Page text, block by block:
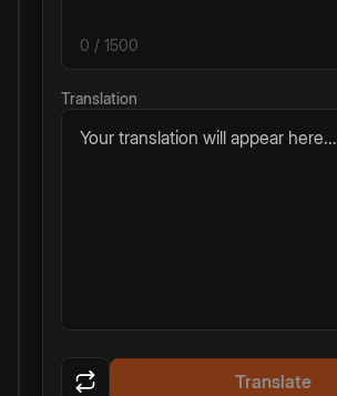
0 / 1500
Translation
Your translation will appear here...
Translate